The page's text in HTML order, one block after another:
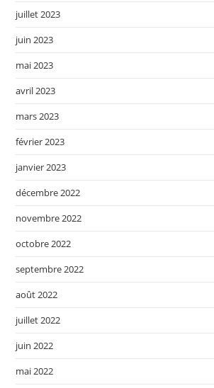
juillet 2023
juin 2023
mai 2023
avril 2023
mars 2023
février 2023
janvier 2023
décembre 2022
novembre 2022
octobre 2022
septembre 2022
août 2022
juillet 2022
juin 2022
mai 2022